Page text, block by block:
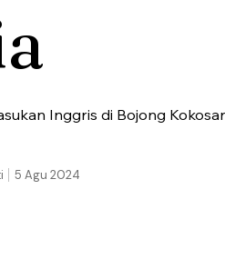
Inggris di Bojong
5 Agu 2024